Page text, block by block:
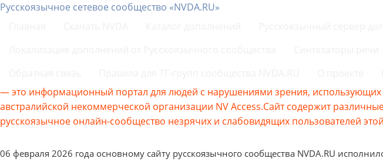
Русскоязычное сетевое сообщество «NVDA.RU»
— это информационный портал для людей с нарушениями зрения, использующих
австралийской некоммерческой организации NV Access.Сайт содержит
русскоязычное онлайн-сообщество незрячих и слабовидящих пользователей
06 февраля 2026 года основному сайту русскоязычного сообщества NVDA.RU